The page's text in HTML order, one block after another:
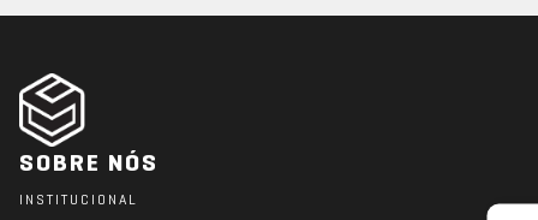
SOBRE NÓS
INSTITUCIONAL